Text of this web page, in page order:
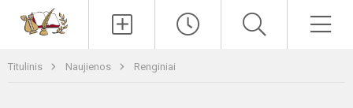
Titulinis Naujienos Renginiai